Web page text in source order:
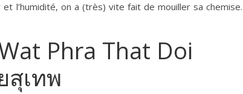
l’humidité, on a (très) vite fait de mouiller sa chemise.
Phra That Doi
สุเทพ